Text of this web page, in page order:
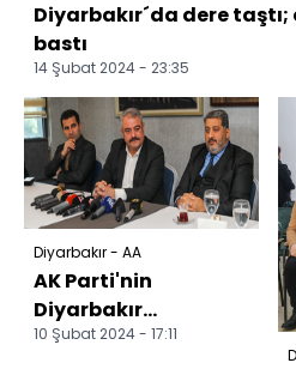
Diyarbakır´da dere taştı;
bastı
14 Şubat 2024 - 23:35
Diyarbakır - AA
AK Parti'nin
Diyarbakır
Büyükşehir Belediye
10 Şubat 2024 - 17:11